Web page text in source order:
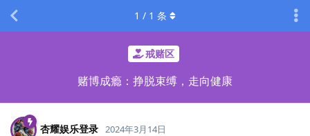
戒赌区
赌博成瘾：挣脱束缚，走向健康
1 / 1 条
杏耀娱乐登录 2024年3月14日